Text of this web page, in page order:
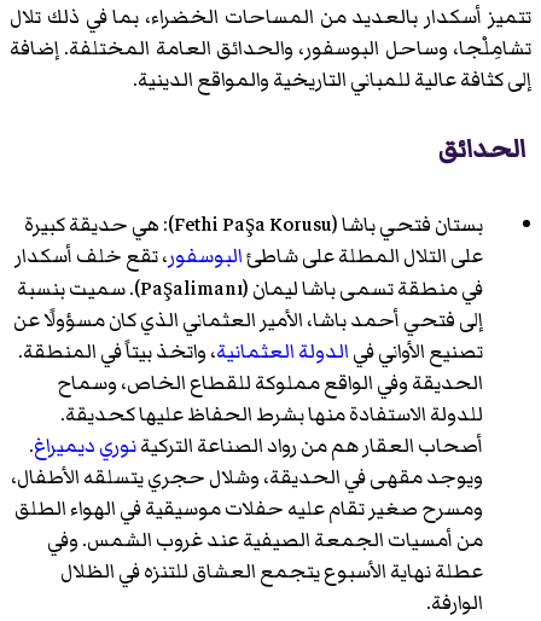
تتميز أسكدار بالعديد من المساحات الخضراء، بما في ذلك تلال
تشامِلْجا، وساحل البوسفور، والحدائق العامة المختلفة. إضافة
إلى كثافة عالية للمباني التاريخية والمواقع الدينية.
الحدائق
بستان فتحي باشا
(Fethi Paşa Korusu): هي حديقة كبيرة
على التلال المطلة على شاطئالبوسفور، تقع خلف أسكدار
في منطقة تسمى باشا ليمان (Paşalimanı). سميت بنسبة
إلىفتحي أحمد باشا، الأمير العثماني الذي كان مسؤولًا عن
تصنيع الأواني فيالدولة العثمانية، واتخذ بيتاً في المنطقة.
الحديقة وفي الواقع مملوكة للقطاع الخاص، وسماح
للدولة الاستفادة منها بشرط الحفاظ عليها كحديقة.
أصحاب العقار هم من رواد الصناعة التركيةنوري ديميراغ.
ويوجد مقهى في الحديقة، وشلال حجري يتسلقه الأطفال،
ومسرح صغير تقام عليه حفلات موسيقية في الهواء الطلق
من أمسيات الجمعة الصيفية عند غروب الشمس. وفي
عطلة نهاية الأسبوع يتجمع العشاق للتنزه في الظلال
الوارفة.